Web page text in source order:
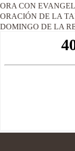
ORA CON
ORACIÓN DE LA
DOMINGO DE LA